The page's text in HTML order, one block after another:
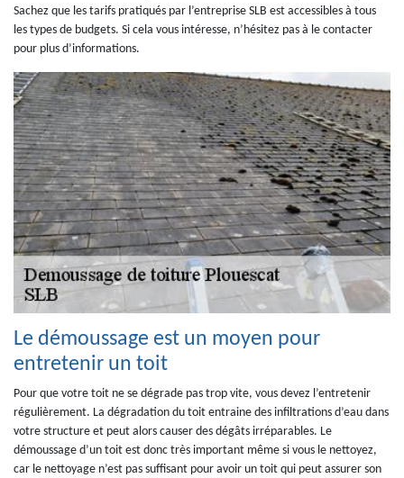
Sachez que les tarifs pratiqués par l’entreprise SLB est accessibles à tous
les types de budgets. Si cela vous intéresse, n’hésitez pas à le contacter
pour plus d’informations.
Le démoussage est un moyen pour
entretenir un toit
Pour que votre toit ne se dégrade pas trop vite, vous devez l’entretenir
régulièrement. La dégradation du toit entraine des infiltrations d’eau dans
votre structure et peut alors causer des dégâts irréparables. Le
démoussage d’un toit est donc très important même si vous le nettoyez,
car le nettoyage n’est pas suffisant pour avoir un toit qui peut assurer son